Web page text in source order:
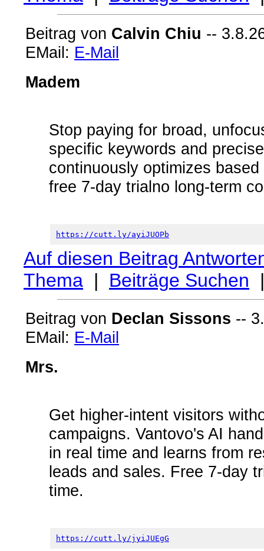
Beitrag von Calvin Chiu --
EMail: E-Mail
Madem
Stop paying for broad,
specific keywords and
continuously optimizes
free 7-day trialno long-term
https://cutt.ly/ayiJUOPb
Auf diesen Beitrag
Thema | Beiträge Suchen
Beitrag von Declan Sissons --
EMail: E-Mail
Mrs.
Get higher-intent visitors
campaigns. Vantovo's AI
in real time and learns from
leads and sales. Free 7-day
time.
https://cutt.ly/jyiJUEgG